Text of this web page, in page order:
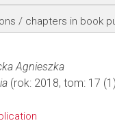
/ chapters in book
Agnieszka
(rok: 2018, tom: 17